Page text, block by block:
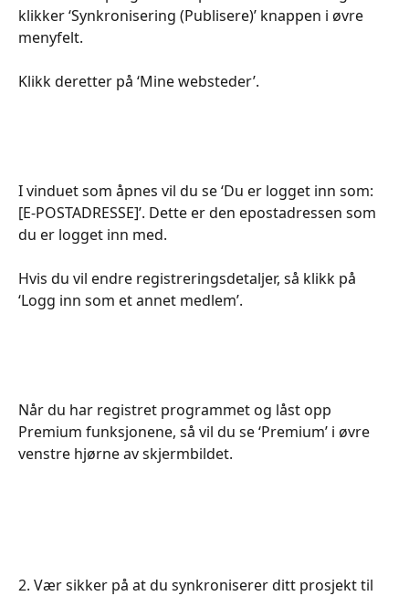
klikker ‘Synkronisering (Publisere)’ knappen i øvre
menyfelt.
Klikk deretter på ‘Mine websteder’.
I vinduet som åpnes vil du se ‘Du er logget inn som:
[E-POSTADRESSE]’. Dette er den epostadressen som
du er logget inn med.
Hvis du vil endre registreringsdetaljer, så klikk på
‘Logg inn som et annet medlem’.
Når du har registret programmet og låst opp
Premium funksjonene, så vil du se ‘Premium’ i øvre
venstre hjørne av skjermbildet.
2. Vær sikker på at du synkroniserer ditt prosjekt til